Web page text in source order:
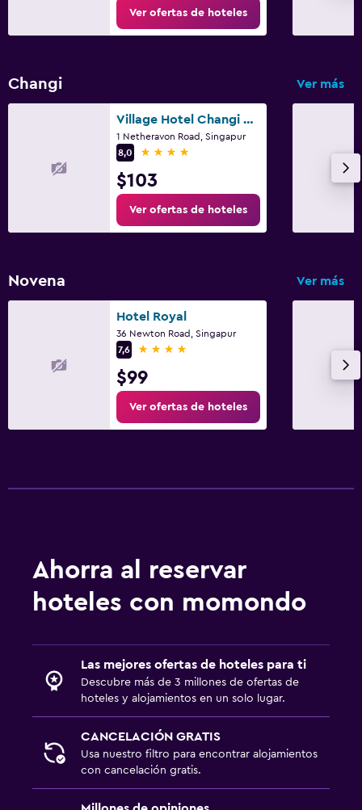
Ver ofertas de hoteles
Changi Ver más
Village Hotel Changi by Far East Hospitality
1 Netheravon Road, Singapur
8,0
4 estrellas
$103
Ver ofertas de hoteles
Novena Ver más
Hotel Royal
36 Newton Road, Singapur
7,6
4 estrellas
$99
Ver ofertas de hoteles
Ahorra al reservar
hoteles con momondo
Las mejores ofertas de hoteles para ti
Descubre más de 3 millones de ofertas de
hoteles y alojamientos en un solo lugar.
CANCELACIÓN GRATIS
Usa nuestro filtro para encontrar alojamientos
con cancelación gratis.